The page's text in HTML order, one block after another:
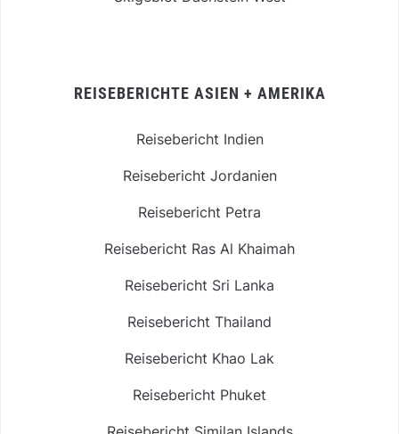
REISEBERICHTE ASIEN + AMERIKA
Reisebericht Indien
Reisebericht Jordanien
Reisebericht Petra
Reisebericht Ras Al Khaimah
Reisebericht Sri Lanka
Reisebericht Thailand
Reisebericht Khao Lak
Reisebericht Phuket